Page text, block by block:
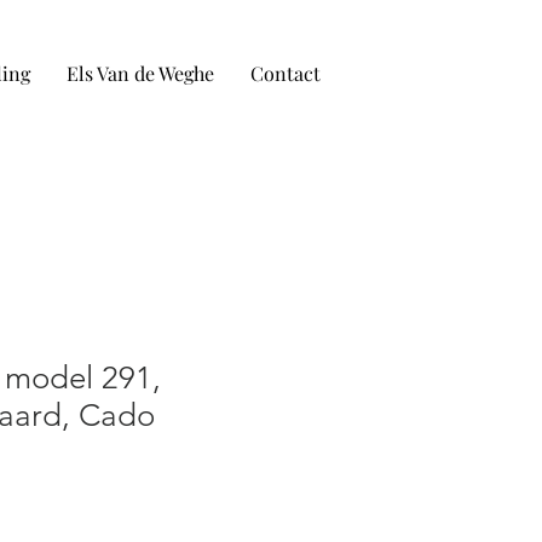
Els Van de Weghe Contact
291,
Cado